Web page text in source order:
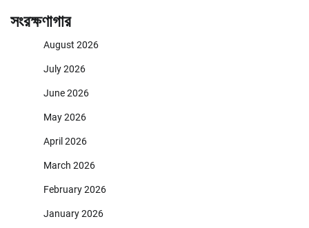
সংরক্ষণাগার
August 2026
July 2026
June 2026
May 2026
April 2026
March 2026
February 2026
January 2026